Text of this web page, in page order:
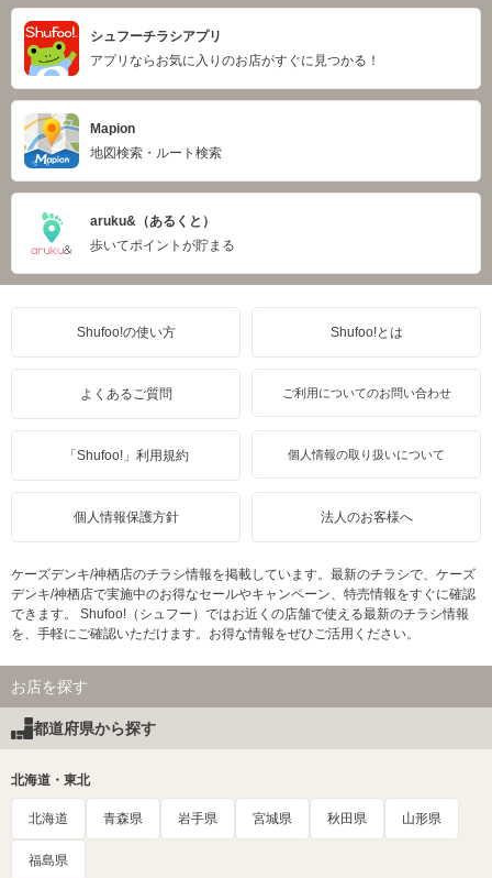
シュフーチラシアプリ
アプリならお気に入りのお店がすぐに見つかる！
Mapion
地図検索・ルート検索
aruku&（あるくと）
歩いてポイントが貯まる
Shufoo!の使い方 Shufoo!とは
よくあるご質問 ご利用についてのお問い合わせ
「Shufoo!」利用規約 個人情報の取り扱いについて
個人情報保護方針 法人のお客様へ
ケーズデンキ/神栖店のチラシ情報を掲載しています。最新のチラシで、ケーズ
デンキ/神栖店で実施中のお得なセールやキャンペーン、特売情報をすぐに確認
できます。 Shufoo!（シュフー）ではお近くの店舗で使える最新のチラシ情報
を、手軽にご確認いただけます。お得な情報をぜひご活用ください。
お店を探す
都道府県から探す
北海道・東北
北海道 青森県 岩手県 宮城県 秋田県 山形県
福島県